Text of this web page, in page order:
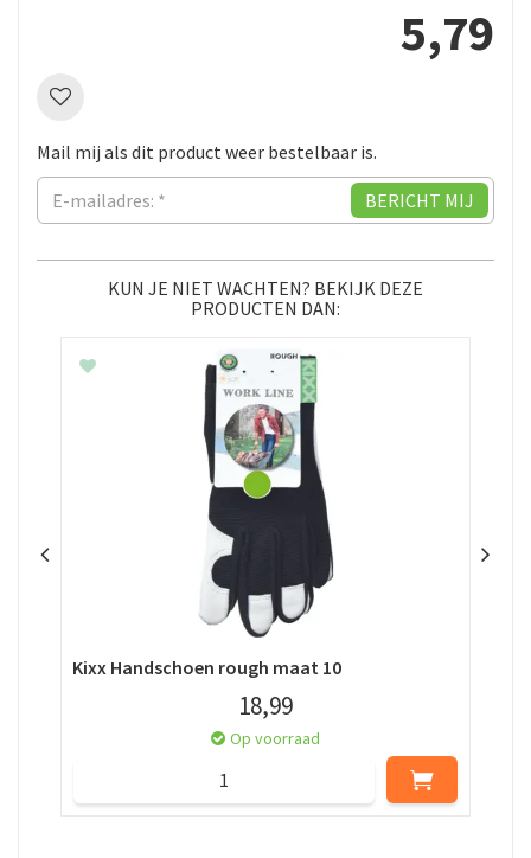
5,79
Mail mij als dit product weer bestelbaar is.
KUN JE NIET WACHTEN? BEKIJK DEZE
PRODUCTEN DAN:
Kixx Handschoen rough maat 10
18,99
Op voorraad